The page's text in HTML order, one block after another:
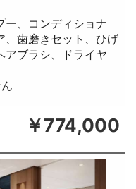
ー、コンディショナ
、歯磨きセット、ひげ
アブラシ、ドライヤ
￥774,000